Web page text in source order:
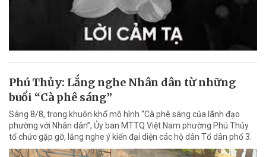
Phú Thủy: Lắng nghe Nhân dân từ những
buổi “Cà phê sáng”
Sáng 8/8, trong khuôn khổ mô hình “Cà phê sáng của lãnh đạo
phường với Nhân dân”, Ủy ban MTTQ Việt Nam phường Phú Thủy
tổ chức gặp gỡ, lắng nghe ý kiến đại diện các hộ dân Tổ dân phố 3.